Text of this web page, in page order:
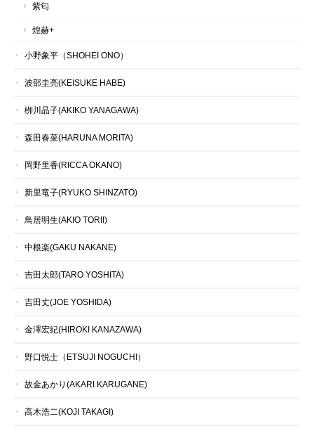
紫匂
煌赫+
小野象平（SHOHEI ONO）
波部圭亮(KEISUKE HABE)
栁川晶子(AKIKO YANAGAWA)
森田春菜(HARUNA MORITA)
岡野里香(RICCA OKANO)
新里竜子(RYUKO SHINZATO)
鳥居明生(AKIO TORII)
中根楽(GAKU NAKANE)
吉田太郎(TARO YOSHITA)
吉田丈(JOE YOSHIDA)
金澤宏紀(HIROKI KANAZAWA)
野口悦士（ETSUJI NOGUCHI）
故金あかり(AKARI KARUGANE)
高木浩二(KOJI TAKAGI)